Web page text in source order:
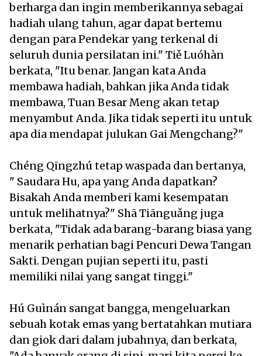
berharga dan ingin memberikannya sebagai
hadiah ulang tahun, agar dapat bertemu
dengan para Pendekar yang terkenal di
seluruh dunia persilatan ini." Tiě Luóhàn
berkata, "Itu benar. Jangan kata Anda
membawa hadiah, bahkan jika Anda tidak
membawa, Tuan Besar Meng akan tetap
menyambut Anda. Jika tidak seperti itu untuk
apa dia mendapat julukan Gai Mengchang?"
Chéng Qīngzhú tetap waspada dan bertanya,
" Saudara Hu, apa yang Anda dapatkan?
Bisakah Anda memberi kami kesempatan
untuk melihatnya?" Shā Tiānguǎng juga
berkata, "Tidak ada barang-barang biasa yang
menarik perhatian bagi Pencuri Dewa Tangan
Sakti. Dengan pujian seperti itu, pasti
memiliki nilai yang sangat tinggi."
Hú Guìnán sangat bangga, mengeluarkan
sebuah kotak emas yang bertatahkan mutiara
dan giok dari dalam jubahnya, dan berkata,